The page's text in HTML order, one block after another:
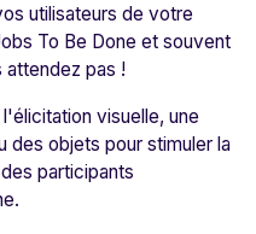
utilisateurs de votre
To Be Done et souvent
attendez pas !
l'élicitation visuelle, une
des objets pour stimuler la
participants